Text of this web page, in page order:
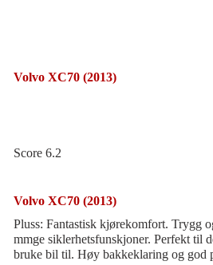
Volvo XC70 (2013)
Score 6.2
Volvo XC70 (2013)
Pluss: Fantastisk kjørekomfort. Trygg
mmge siklerhetsfunskjoner. Perfekt til
bruke bil til. Høy bakkeklaring og god